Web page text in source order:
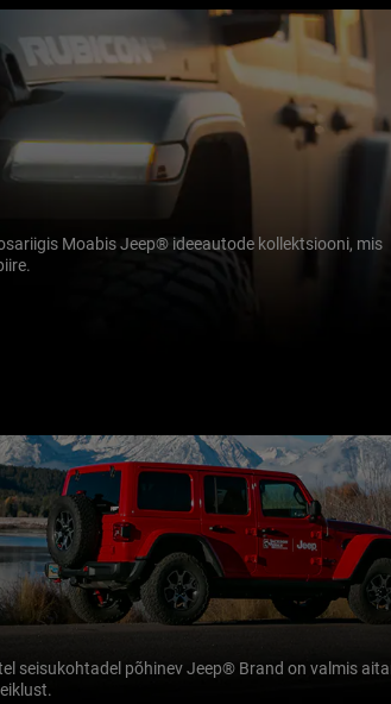
Moabis Jeep® ideeautode kollektsiooni, mis
seisukohtadel põhinev Jeep® Brand on valmis